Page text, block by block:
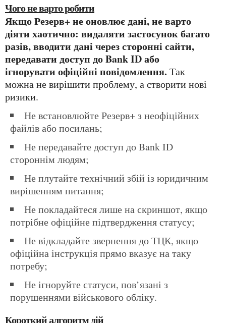
Чого не варто робити
Якщо Резерв+ не оновлює дані, не варто
діяти хаотично: видаляти застосунок багато
разів, вводити дані через сторонні сайти,
передавати доступ до Bank ID або
ігнорувати офіційні повідомлення. Так
можна не вирішити проблему, а створити нові
ризики.
не встановлюйте Резерв+ з неофіційних
файлів або посилань;
не передавайте доступ до Bank ID
стороннім людям;
не плутайте технічний збій із юридичним
вирішенням питання;
не покладайтеся лише на скриншот, якщо
потрібне офіційне підтвердження статусу;
не відкладайте звернення до ТЦК, якщо
офіційна інструкція прямо вказує на таку
потребу;
не ігноруйте статуси, пов’язані з
порушеннями військового обліку.
Короткий алгоритм дій